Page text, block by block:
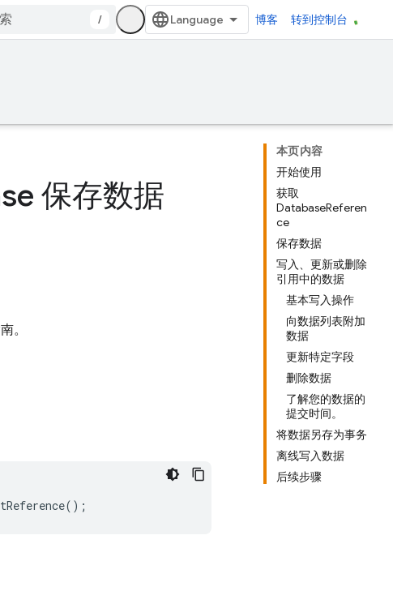
/ 博客 转到控制台
本页内容
开始使用
获取
DatabaseReferen
ce
保存数据
写入、更新或删除
引用中的数据
基本写入操作
向数据列表附加
数据
更新特定字段
删除数据
了解您的数据的
提交时间。
将数据另存为事务
离线写入数据
后续步骤
保存数据
。
();